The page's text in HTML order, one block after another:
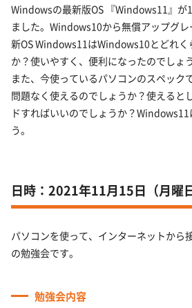
Windowsの最新版OS 『Windows11』が
ました。Windows10から無償アップグ
新OS Windows11はWindows10とどれく
か？使いやすく、便利になったのでしょ
また、今使っているパソコンのスペック
問題なく使えるのでしょうか？使えると
ドすればいいのでしょうか？
う。
日時：2021年11月15日（月曜
パソコンを使って、インターネットから
の勉強会です。
勉強会内容